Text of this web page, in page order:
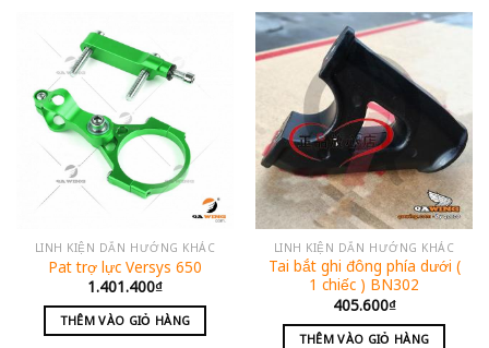
LINH KIỆN DẪN HƯỚNG KHÁC
Pat trợ lực Versys 650
1.401.400₫
THÊM VÀO GIỎ HÀNG
LINH KIỆN DẪN HƯỚNG KHÁC
Tai bắt ghi đông phía dưới (
1 chiếc ) BN302
405.600₫
THÊM VÀO GIỎ HÀNG